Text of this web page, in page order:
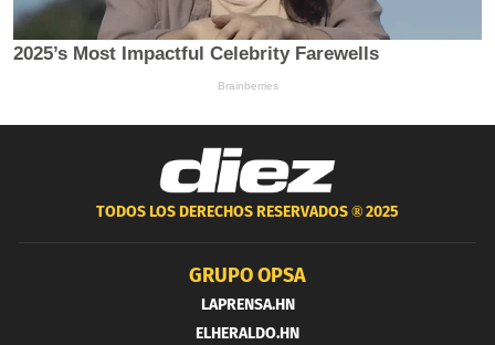
TODOS LOS DERECHOS RESERVADOS ®2025
GRUPO OPSA
LAPRENSA.HN
ELHERALDO.HN